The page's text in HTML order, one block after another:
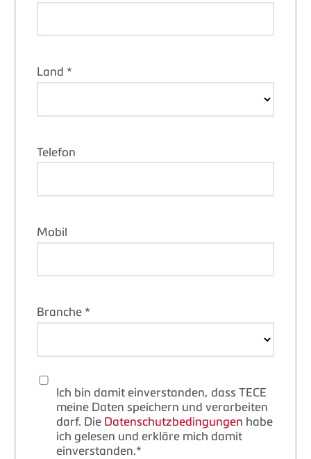
Land *
Telefon
Mobil
Branche *
Ich bin damit einverstanden, dass TECE
meine Daten speichern und verarbeiten
darf. Die Datenschutzbedingungen habe
ich gelesen und erkläre mich damit
einverstanden.*